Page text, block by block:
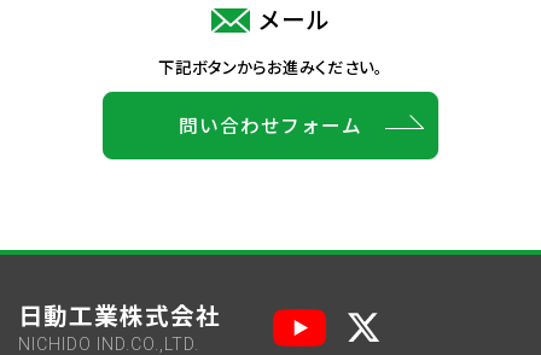
メール
下記ボタンからお進みください。
問い合わせフォーム
日動工業株式会社
NICHIDO IND.CO.,LTD.